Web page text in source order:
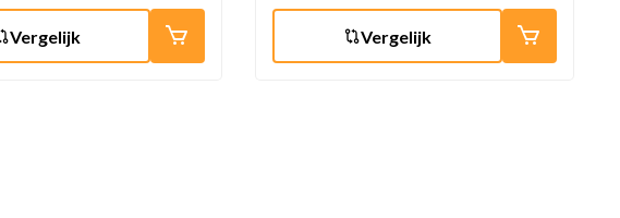
Vergelijk Vergelijk